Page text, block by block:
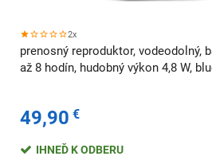
2x
prenosný reproduktor, vodeodolný,
až 8 hodín, hudobný výkon 4,8 W,
49,90 €
IHNEĎ K ODBERU